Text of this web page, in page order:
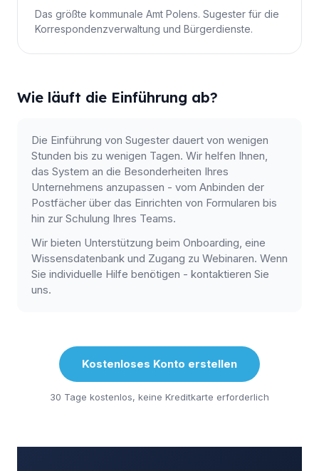
Das größte kommunale Amt Polens. Sugester für die
Korrespondenzverwaltung und Bürgerdienste.
Wie läuft die Einführung ab?
Die Einführung von Sugester dauert von wenigen
Stunden bis zu wenigen Tagen. Wir helfen Ihnen,
das System an die Besonderheiten Ihres
Unternehmens anzupassen - vom Anbinden der
Postfächer über das Einrichten von Formularen bis
hin zur Schulung Ihres Teams.
Wir bieten Unterstützung beim Onboarding, eine
Wissensdatenbank und Zugang zu Webinaren. Wenn
Sie individuelle Hilfe benötigen - kontaktieren Sie
uns.
Kostenloses Konto erstellen
30 Tage kostenlos, keine Kreditkarte erforderlich